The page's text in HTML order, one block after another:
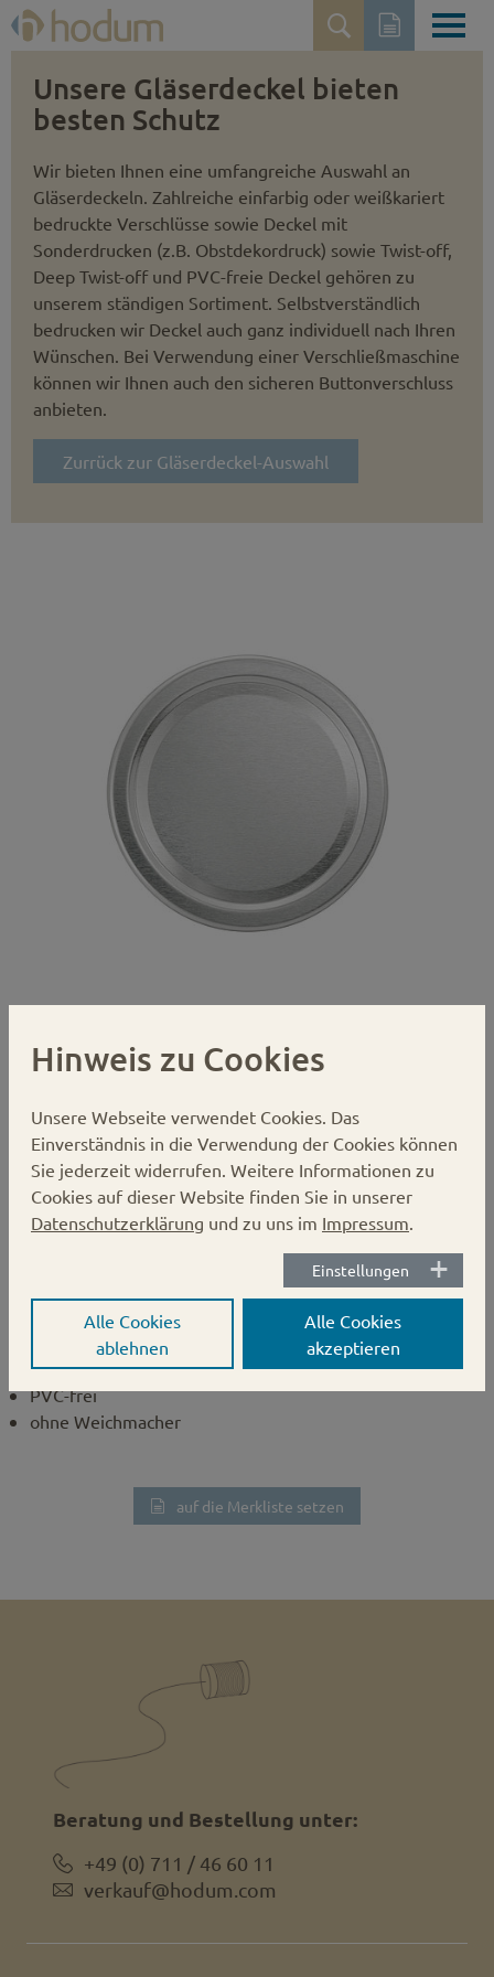
Unsere Gläserdeckel bieten
besten Schutz
Wir bieten Ihnen eine umfangreiche Auswahl an
Gläserdeckeln. Zahlreiche einfarbig oder weißkariert
bedruckte Verschlüsse sowie Deckel mit
Sonderdrucken (z.B. Obst­dekordruck) sowie Twist-off,
Deep Twist-off und PVC-freie Deckel gehören zu
unserem ständigen Sortiment. Selbstver­ständlich
bedrucken wir Deckel auch ganz individuell nach Ihren
Wünschen. Bei Verwendung einer Verschließmaschine
können wir Ihnen auch den sicheren Button­verschluss
anbieten.
Zurrück zur Gläserdeckel-Auswahl
Gläserdeckel 58mm silber PVC-frei
BLUESEAL
Karton:
1750 Stück
Verschluss:
PVC-freie Deckel, BLUESEAL
Durchmesser:
58 mm
Hinweis:
BLUESEAL
Nockendrehverschluss
PVC-frei
ohne Weichmacher
auf die Merkliste setzen
Beratung und Bestellung unter:
+49 (0) 711 / 46 60 11
verkauf@hodum.com
Hinweis zu Cookies
Unsere Webseite verwendet Cookies. Das
Einverständnis in die Verwendung der Cookies können
Sie jederzeit widerrufen. Weitere Informationen zu
Cookies auf dieser Website finden Sie in unserer
Datenschutzerklärung und zu uns im Impressum
Einstellungen
Alle Cookies
ablehnen
Alle Cookies
akzeptieren